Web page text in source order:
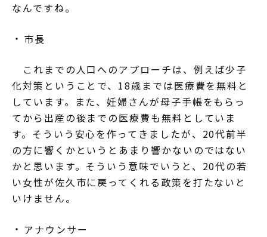
なんですね。
市長
これまでの人口へのアプローチは、例えば少子
化対策ということで、18歳までは医療費を無料と
しています。また、妊婦さんが母子手帳をもらっ
てから出産の後までの医療費も無料としていま
す。そういう安心を作ってきましたが、20代前半
の方に響くかというとあまり響かないのではない
かと思います。そういう意味でいうと、20代の若
い女性が佐久市に戻ってくれる政策を打たないと
いけません。
アナウンサー